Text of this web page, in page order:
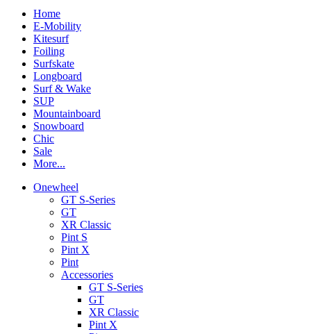
Home
E-Mobility
Kitesurf
Foiling
Surfskate
Longboard
Surf & Wake
SUP
Mountainboard
Snowboard
Chic
Sale
More...
Onewheel
GT S-Series
GT
XR Classic
Pint S
Pint X
Pint
Accessories
GT S-Series
GT
XR Classic
Pint X